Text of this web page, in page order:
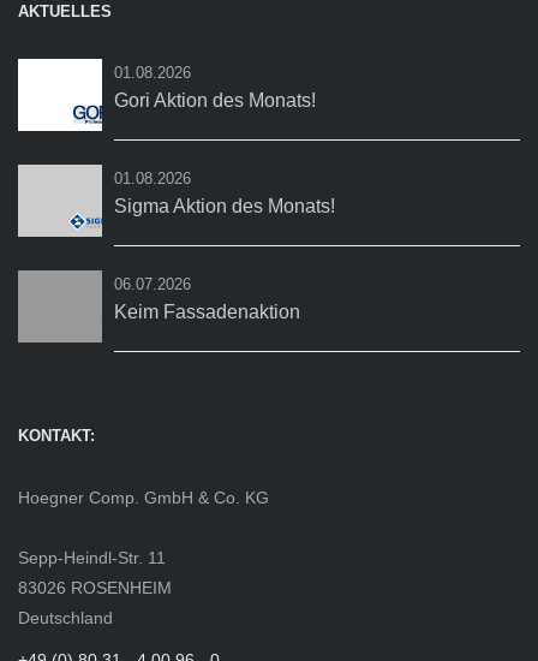
AKTUELLES
01.08.2026
Gori Aktion des Monats!
01.08.2026
Sigma Aktion des Monats!
06.07.2026
Keim Fassadenaktion
KONTAKT:
Hoegner Comp. GmbH & Co. KG
Sepp-Heindl-Str. 11
83026 ROSENHEIM
Deutschland